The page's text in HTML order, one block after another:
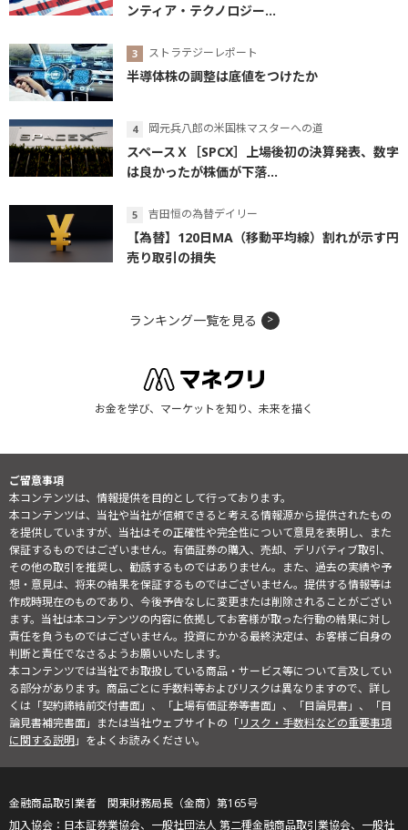
ンティア・テクノロジー...
ストラテジーレポート
半導体株の調整は底値をつけたか
岡元兵八郎の米国株マスターへの道
スペースＸ［SPCX］上場後初の決算発表、数字
は良かったが株価が下落...
吉田恒の為替デイリー
【為替】120日MA（移動平均線）割れが示す円
売り取引の損失
ランキング一覧を見る
お金を学び、マーケットを知り、未来を描く
ご留意事項
本コンテンツは、情報提供を目的として行っております。
本コンテンツは、当社や当社が信頼できると考える情報源から提供されたもの
を提供していますが、当社はその正確性や完全性について意見を表明し、また
保証するものではございません。有価証券の購入、売却、デリバティブ取引、
その他の取引を推奨し、勧誘するものではありません。また、過去の実績や予
想・意見は、将来の結果を保証するものではございません。提供する情報等は
作成時現在のものであり、今後予告なしに変更または削除されることがござい
ます。当社は本コンテンツの内容に依拠してお客様が取った行動の結果に対し
責任を負うものではございません。投資にかかる最終決定は、お客様ご自身の
判断と責任でなさるようお願いいたします。
本コンテンツでは当社でお取扱している商品・サービス等について言及してい
る部分があります。商品ごとに手数料等およびリスクは異なりますので、詳し
くは「契約締結前交付書面」、「上場有価証券等書面」、「目論見書」、「目
論見書補完書面」または当社ウェブサイトの「リスク・手数料などの重要事項
に関する説明」をよくお読みください。
金融商品取引業者 関東財務局長（金商）第165号
日本証券業協会、一般社団法人 第二種金融商品取引業協会、一般社